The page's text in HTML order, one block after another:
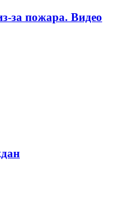
за пожара. Видео